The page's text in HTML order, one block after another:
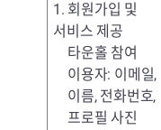
1. 회원가입 및
서비스 제공
타운홀 참여
이용자: 이메일,
이름, 전화번호,
프로필 사진